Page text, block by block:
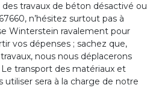
travaux de béton désactivé ou
n’hésitez surtout pas à
Winterstein ravalement pour
vos dépenses ; sachez que,
nous nous déplacerons
transport des matériaux et
utiliser sera à la charge de notre